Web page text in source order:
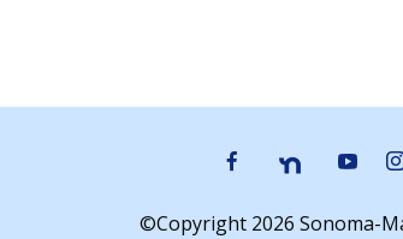
©Copyright 2026 Sonoma-